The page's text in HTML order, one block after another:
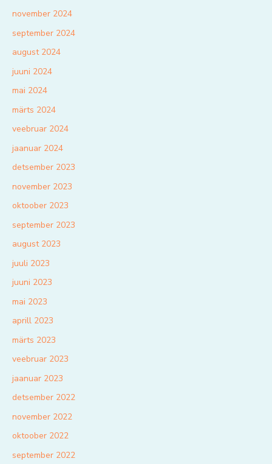
november 2024
september 2024
august 2024
juuni 2024
mai 2024
märts 2024
veebruar 2024
jaanuar 2024
detsember 2023
november 2023
oktoober 2023
september 2023
august 2023
juuli 2023
juuni 2023
mai 2023
aprill 2023
märts 2023
veebruar 2023
jaanuar 2023
detsember 2022
november 2022
oktoober 2022
september 2022